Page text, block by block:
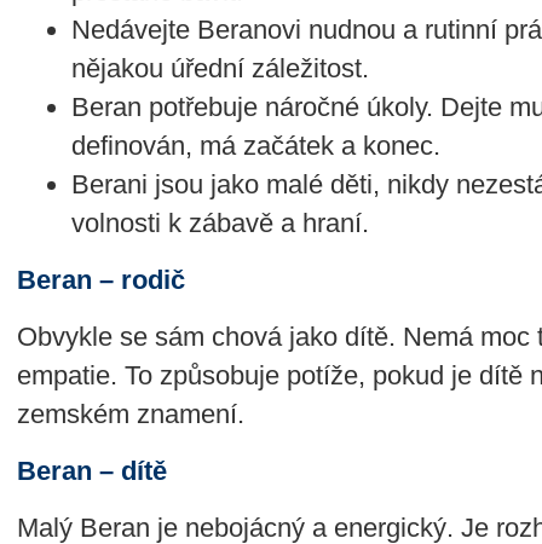
Nedávejte Beranovi nudnou a rutinní
nějakou úřední záležitost.
Beran potřebuje náročné úkoly. Dejte
definován, má začátek a konec.
Berani jsou jako malé děti, nikdy
volnosti k zábavě a hraní.
Beran – rodič
Obvykle se sám chová jako dítě. Nemá
empatie. To způsobuje potíže, pokud je dítě
zemském znamení.
Beran – dítě
Malý Beran je nebojácný a energický. Je